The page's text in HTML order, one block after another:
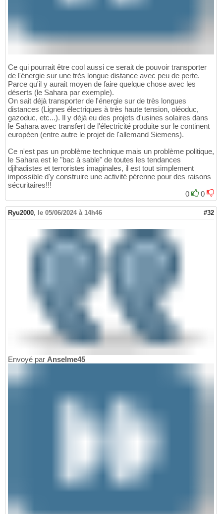
Ce qui pourrait être cool aussi ce serait de pouvoir transporter
de l'énergie sur une très longue distance avec peu de perte.
Parce qu'il y aurait moyen de faire quelque chose avec les
déserts (le Sahara par exemple).
On sait déjà transporter de l'énergie sur de très longues
distances (Lignes électriques à très haute tension, oléoduc,
gazoduc, etc...). Il y déjà eu des projets d'usines solaires dans
le Sahara avec transfert de l'électricité produite sur le continent
européen (entre autre le projet de l'allemand Siemens).
Ce n'est pas un problème technique mais un problème politique,
le Sahara est le "bac à sable" de toutes les tendances
djihadistes et terroristes imaginales, il est tout simplement
impossible d'y construire une activité pérenne pour des raisons
sécuritaires!!!
0
0
Ryu2000, le 05/06/2024 à 14h46 #32
Envoyé par Anselme45